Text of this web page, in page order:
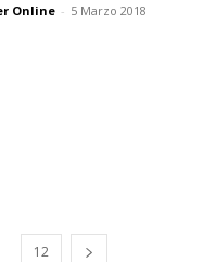
Online - 5 Marzo 2018
12